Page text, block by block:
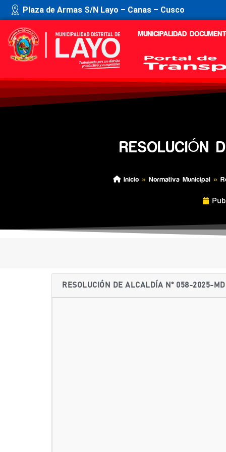
Plaza de Armas S/N Layo – Canas – Cusco
MUNICIPALIDAD
RESOLUCIÓN
Inicio» Normativa Municipal»
RESOLUCIÓN DE ALCALDÍA N° 058-2025-